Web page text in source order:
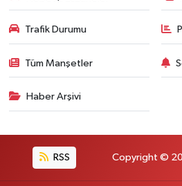
Trafik Durumu
Tüm Manşetler
Haber Arşivi
RSS Copyright ©